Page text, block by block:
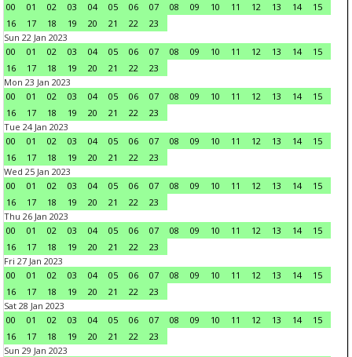
00
01 02 03 04 05 06 07 08 09 10 11 12 13 14
15
16
17 18 19 20 21 22
23
Sun 22 Jan 2023
00
01 02 03 04 05 06 07 08 09 10 11 12 13 14
15
16
17 18 19 20 21 22
23
Mon 23 Jan 2023
00
01 02 03 04 05 06 07 08 09 10 11 12 13 14
15
16
17 18 19 20 21 22
23
Tue 24 Jan 2023
00
01 02 03 04 05 06 07 08 09 10 11 12 13 14
15
16
17 18 19 20 21 22
23
Wed 25 Jan 2023
00
01 02 03 04 05 06 07 08 09 10 11 12 13 14
15
16
17 18 19 20 21 22
23
Thu 26 Jan 2023
00
01 02 03 04 05 06 07 08 09 10 11 12 13 14
15
16
17 18 19 20 21 22
23
Fri 27 Jan 2023
00
01 02 03 04 05 06 07 08 09 10 11 12 13 14
15
16
17 18 19 20 21 22
23
Sat 28 Jan 2023
00
01 02 03 04 05 06 07 08 09 10 11 12 13 14
15
16
17 18 19 20 21 22
23
Sun 29 Jan 2023